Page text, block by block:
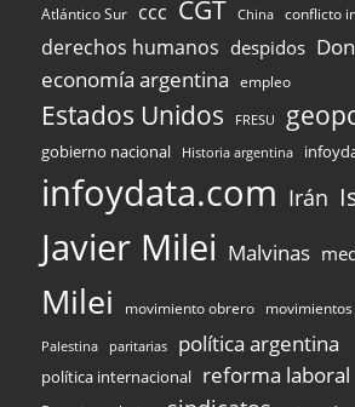
Atlántico Sur ccc CGT China conflicto
derechos humanos despidos
economía argentina
empleo
Estados Unidos FRESU
gobierno nacional Historia argentina
infoydata.com Irán
Javier Milei Malvinas
Milei movimiento obrero
Palestina paritarias política argentina
política internacional reforma laboral